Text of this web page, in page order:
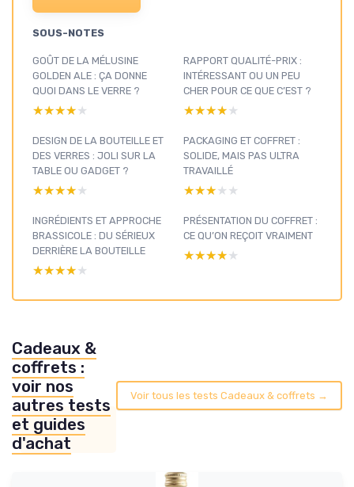
SOUS-NOTES
GOÛT DE LA MÉLUSINE
GOLDEN ALE : ÇA DONNE
QUOI DANS LE VERRE ?
★★★★★
★★★★★
RAPPORT QUALITÉ-PRIX :
INTÉRESSANT OU UN PEU
CHER POUR CE QUE C’EST ?
★★★★★
★★★★★
DESIGN DE LA BOUTEILLE ET
DES VERRES : JOLI SUR LA
TABLE OU GADGET ?
★★★★★
★★★★★
PACKAGING ET COFFRET :
SOLIDE, MAIS PAS ULTRA
TRAVAILLÉ
★★★★★
★★★★★
INGRÉDIENTS ET APPROCHE
BRASSICOLE : DU SÉRIEUX
DERRIÈRE LA BOUTEILLE
★★★★★
★★★★★
PRÉSENTATION DU COFFRET :
CE QU’ON REÇOIT VRAIMENT
★★★★★
★★★★★
Cadeaux &
coffrets :
voir nos
autres tests
et guides
d'achat
Voir tous les tests Cadeaux & coffrets →